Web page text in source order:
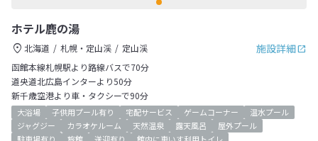
ホテル鹿の湯
施設詳細
北海道 札幌・定山渓
定山渓
函館本線札幌駅より路線バスで70分
道央道北広島インターより50分
新千歳空港より車・タクシーで90分
大浴場 子供用プール有り 宅配サービス ゲームコーナー
温水プール
ジャグジー
カラオケルーム 天然温泉 露天風呂
屋外プール